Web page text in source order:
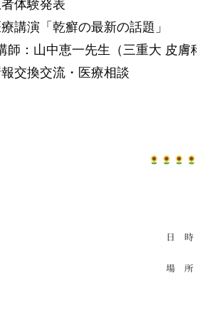
体験発表
講演「乾癬の最新の話題」
恵一先生（三重大 皮膚
交換交流・医療相談